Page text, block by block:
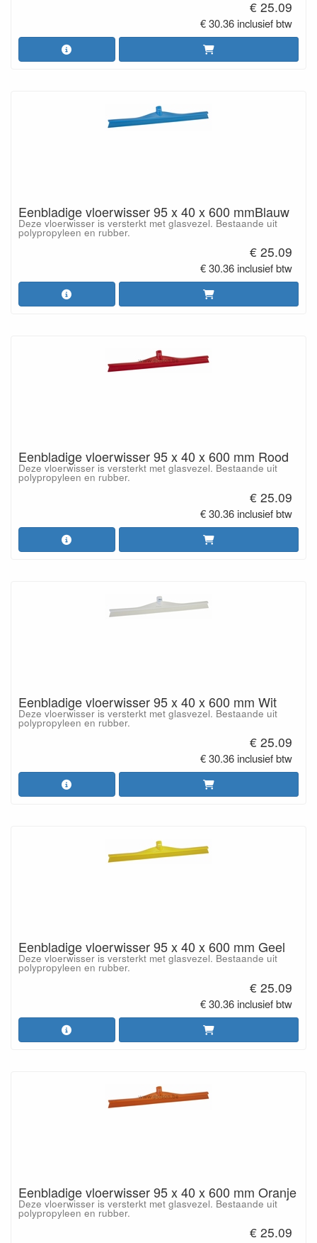
€ 25.09
€ 30.36 inclusief btw
Eenbladige vloerwisser 95 x 40 x 600 mmBlauw
Deze vloerwisser is versterkt met glasvezel. Bestaande uit
polypropyleen en rubber.
€ 25.09
€ 30.36 inclusief btw
Eenbladige vloerwisser 95 x 40 x 600 mm Rood
Deze vloerwisser is versterkt met glasvezel. Bestaande uit
polypropyleen en rubber.
€ 25.09
€ 30.36 inclusief btw
Eenbladige vloerwisser 95 x 40 x 600 mm Wit
Deze vloerwisser is versterkt met glasvezel. Bestaande uit
polypropyleen en rubber.
€ 25.09
€ 30.36 inclusief btw
Eenbladige vloerwisser 95 x 40 x 600 mm Geel
Deze vloerwisser is versterkt met glasvezel. Bestaande uit
polypropyleen en rubber.
€ 25.09
€ 30.36 inclusief btw
Eenbladige vloerwisser 95 x 40 x 600 mm Oranje
Deze vloerwisser is versterkt met glasvezel. Bestaande uit
polypropyleen en rubber.
€ 25.09